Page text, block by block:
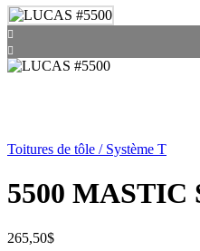
Toitures de tôle / Système T
5500 MASTIC
265,50$